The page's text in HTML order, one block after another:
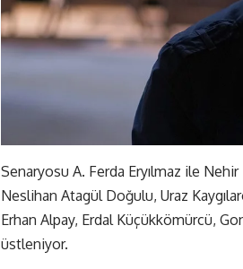
Senaryosu A. Ferda Eryılmaz ile Nehir
Neslihan Atagül Doğulu, Uraz
Erhan Alpay, Erdal Küçükkömürcü,
üstleniyor.